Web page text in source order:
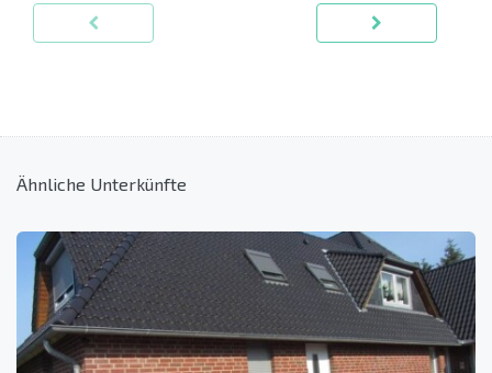
Ähnliche Unterkünfte